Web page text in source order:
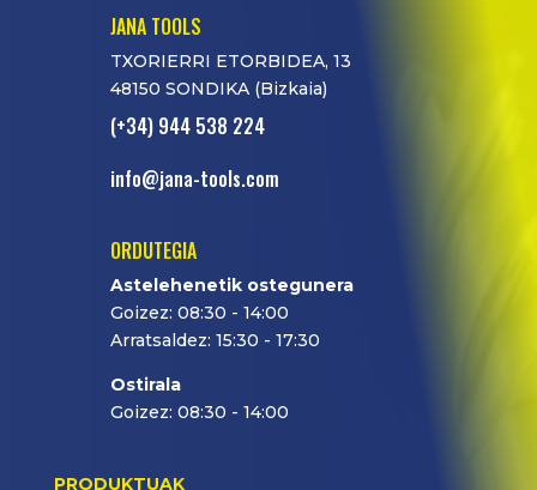
JANA TOOLS
TXORIERRI ETORBIDEA, 13
48150 SONDIKA (Bizkaia)
(+34) 944 538 224
info@jana-tools.com
ORDUTEGIA
Astelehenetik ostegunera
Goizez: 08:30 - 14:00
Arratsaldez: 15:30 - 17:30
Ostirala
Goizez: 08:30 - 14:00
PRODUKTUAK